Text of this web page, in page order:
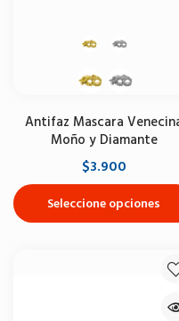
Antifaz Mascara
Moño y Diamante
$3.900
Seleccione opciones